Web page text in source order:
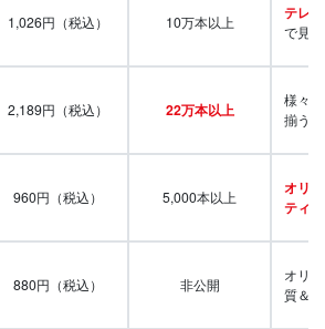
1,026円（税込） 10万本以上 テレビ
で見
2,189円（税込） 22万本以上
様々
揃う
960円（税込） 5,000本以上
オリ
ティ
880円（税込） 非公開
オリ
質＆